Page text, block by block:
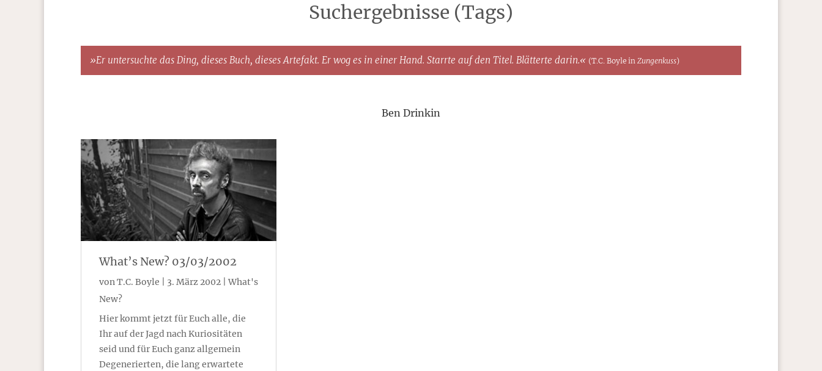
Suchergebnisse (Tags)
»Er untersuchte das Ding, dieses Buch, dieses Artefakt. Er wog es in einer Hand. Starrte auf den Titel. Blätterte darin.« (T.C. Boyle in Zungenkuss)
Ben Drinkin
What’s New? 03/03/2002
vonT.C. Boyle 3. März 2002 |What's
New?
Hier kommt jetzt für Euch alle, die
Ihr auf der Jagd nach Kuriositäten
seid und für Euch ganz allgemein
Degenerierten, die lang erwartete